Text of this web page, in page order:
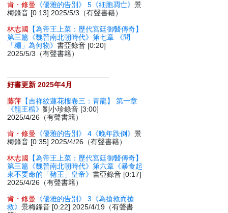
肯・修曼
《優雅的告別》 5《細胞凋亡》景
梅錄音 [0:13] 2025/5/3（有聲書籍）
林志國
【為帝王上菜：歷代宮廷御醫傳奇】
第三篇《魏晉南北朝時代》第七章 《問
「粣」為何物》書亞錄音 [0:20]
2025/5/3（有聲書籍）
好書更新 2025年4月
藤萍 【吉祥紋蓮花樓卷三：青龍】 第一章
《龍王棺》劉小珍錄音 [3:00]
2025/4/26（有聲書籍）
肯・修曼
《優雅的告別》 4《晚年跌倒》景
梅錄音 [0:35] 2025/4/26（有聲書籍）
林志國
【為帝王上菜：歷代宮廷御醫傳奇】
第三篇《魏晉南北朝時代》第六章《暴食起
來不要命的「豬王」皇帝》書亞錄音 [0:17]
2025/4/26（有聲書籍）
肯・修曼
《優雅的告別》 3《為搶救而搶
救》景梅錄音 [0:22] 2025/4/19（有聲書